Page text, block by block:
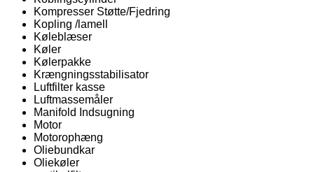
Kompresser Støtte/Fjedring
Kopling /lamell
Køleblæser
Køler
Kølerpakke
Krængningsstabilisator
Luftfilter kasse
Luftmassemåler
Manifold Indsugning
Motor
Motorophæng
Oliebundkar
Oliekøler